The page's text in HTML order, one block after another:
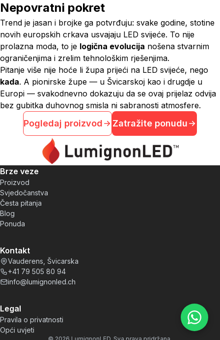
Nepovratni pokret
Trend je jasan i brojke ga potvrđuju: svake godine, stotine
novih europskih crkava usvajaju LED svijeće. To nije
prolazna moda, to je logična evolucija nošena stvarnim
ograničenjima i zrelim tehnološkim rješenjima.
Pitanje više nije hoće li župa prijeći na LED svijeće, nego
kada. A pionirske župe — u Švicarskoj kao i drugdje u
Europi — svakodnevno dokazuju da se ovaj prijelaz odvija
bez gubitka duhovnog smisla ni sabranosti atmosfere.
Pogledaj proizvod Zatražite ponudu
Brze veze
Proizvod
Svjedočanstva
Česta pitanja
Blog
Ponuda
Kontakt
Vauderens, Švicarska
+41 79 505 80 94
info@lumignonled.ch
Legal
Pravila o privatnosti
Opći uvjeti